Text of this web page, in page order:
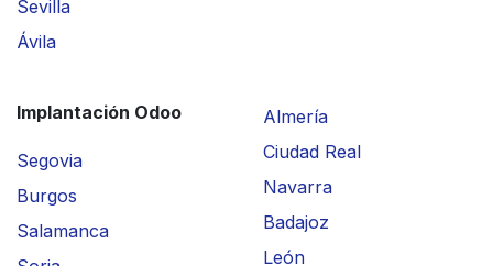
Sevilla
Ávila
Implantación Odoo
Segovia
Burgos
Salamanca
Almería
Ciudad Real
Navarra
Badajoz
León